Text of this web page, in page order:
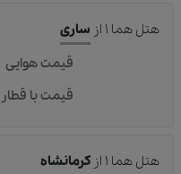
هتل هما ۱ از ساری
قیمت هوایی
قیمت با قطار
هتل هما ۱ از کرمانشاه